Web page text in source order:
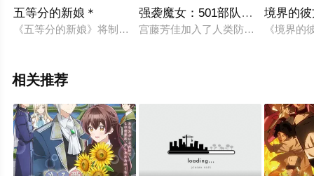
五等分的新娘＊
《五等分的新娘》将制作新动画，标题《五等分的花嫁*》，内
强袭魔女：501部队出发
宫藤芳佳加入了人类防线“第501统
境界的
《境界的
相关推荐